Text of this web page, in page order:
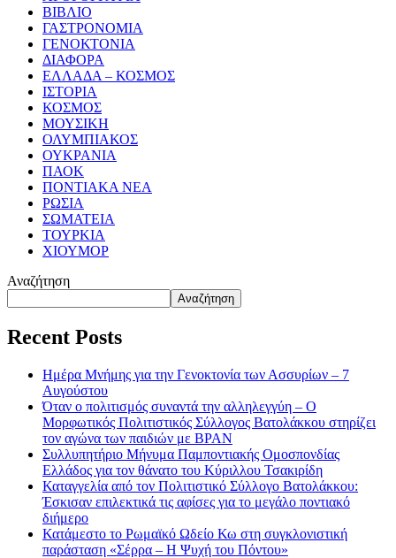
ΒΙΒΛΙΟ
ΓΑΣΤΡΟΝΟΜΙΑ
ΓΕΝΟΚΤΟΝΙΑ
ΔΙΑΦΟΡΑ
ΕΛΛΑΔΑ – ΚΟΣΜΟΣ
ΙΣΤΟΡΙΑ
ΚΟΣΜΟΣ
ΜΟΥΣΙΚΗ
ΟΛΥΜΠΙΑΚΟΣ
ΟΥΚΡΑΝΙΑ
ΠΑΟΚ
ΠΟΝΤΙΑΚΑ ΝΕΑ
ΡΩΣΙΑ
ΣΩΜΑΤΕΙΑ
ΤΟΥΡΚΙΑ
ΧΙΟΥΜΟΡ
Αναζήτηση
Αναζήτηση
Recent Posts
Ημέρα Μνήμης για την Γενοκτονία των Ασσυρίων – 7
Αυγούστου
Όταν ο πολιτισμός συναντά την αλληλεγγύη – Ο
Μορφωτικός Πολιτιστικός Σύλλογος Βατολάκκου στηρίζει
τον αγώνα των παιδιών με BPAN
Συλλυπητήριο Μήνυμα Παμποντιακής Ομοσπονδίας
Ελλάδος για τον θάνατο του Κύριλλου Τσακιρίδη
Καταγγελία από τον Πολιτιστικό Σύλλογο Βατολάκκου:
Έσκισαν επιλεκτικά τις αφίσες για το μεγάλο ποντιακό
διήμερο
Κατάμεστο το Ρωμαϊκό Ωδείο Κω στη συγκλονιστική
παράσταση «Σέρρα – Η Ψυχή του Πόντου»